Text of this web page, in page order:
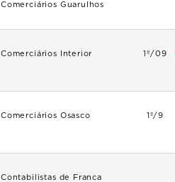
Comerciários Guarulhos
Comerciários Interior 1º/09
Comerciários Osasco 1º/9
Contabilistas de Franca